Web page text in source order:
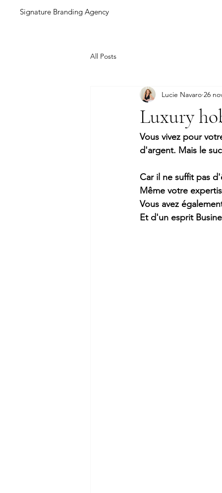
Signature Branding Agency
All Posts
Luxury
Lucie Navaro 26
Vous vivez pour
d'argent. Mais le
Car il ne suffit pas
Même votre
Vous avez
Et d'un esprit